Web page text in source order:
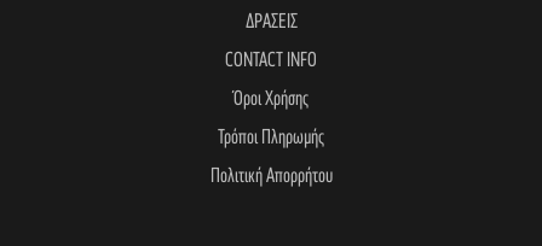
ΔΡΑΣΕΙΣ
CONTACT INFO
Όροι Χρήσης
Τρόποι Πληρωμής
Πολιτική Απορρήτου